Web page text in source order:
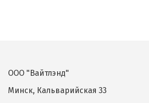
ООО "Вайтлэнд"
Минск, Кальварийская 33